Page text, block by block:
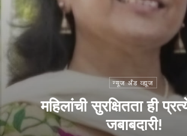
न्यूज अँड व्ह्यूज
महिलांची सुरक्षितता ही
जबाबदारी!